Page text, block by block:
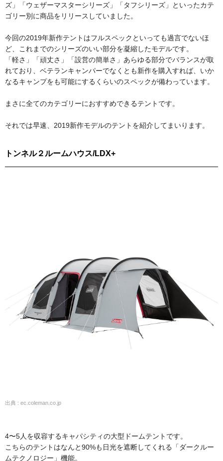
ズ」「ウェザーマスターシリーズ」「タフシリーズ」といったカテ
ゴリー別に商品をリリースしていました。
今回の2019年新作テントはフルスペックといっても過言でないほ
ど、これまでのシリーズのいい部分を凝縮したモデルです。
「軽さ」「頑丈さ」「設営の簡単さ」あらゆる部分でバランスが取
れており、ベテランキャンパーでなくとも新作を購入すれば、いか
なるキャンプをも可能にするくらいのスペックが備わっています。
まさに全てのカテゴリーにおすすめできるテントです。
それでは早速、2019新作モデルのテントを紹介してまいります。
トンネル２ルームハウス/LDX+
出典 : ec.coleman.co.jp
4〜5人を収容するキャパシティの大型ドームテントです。
こちらのテントはなんと90%も日光を遮断してくれる「ダークルー
ムテクノロジー」機能。